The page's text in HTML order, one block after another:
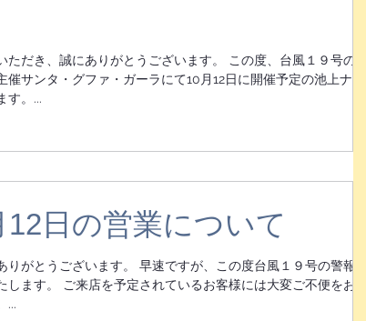
ただき、誠にありがとうございます。 この度、台風１９号の
サンタ・グファ・ガーラにて10月12日に開催予定の池上ナミ
す。...
日の営業について
りがとうございます。 早速ですが、この度台風１９号の警報
します。 ご来店を予定されているお客様には大変ご不便をお
...